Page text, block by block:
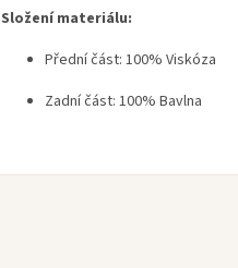
Složení materiálu:
Přední část: 100% Viskóza
Zadní část: 100% Bavlna